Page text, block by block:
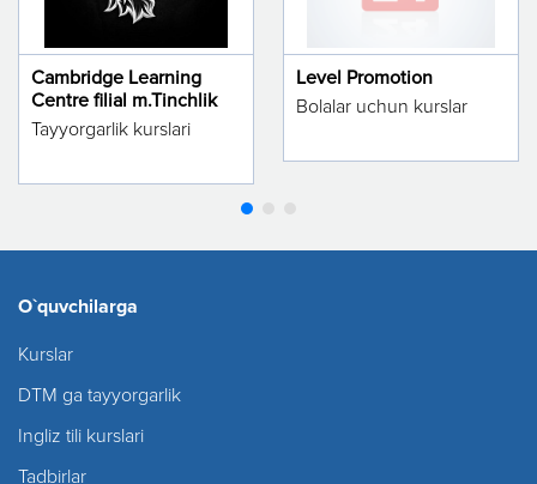
Cambridge Learning
Centre filial m.Tinchlik
Tayyorgarlik kurslari
Level Promotion
Bolalar uchun kurslar
O`quvchilarga
Kurslar
DTM ga tayyorgarlik
Ingliz tili kurslari
Tadbirlar